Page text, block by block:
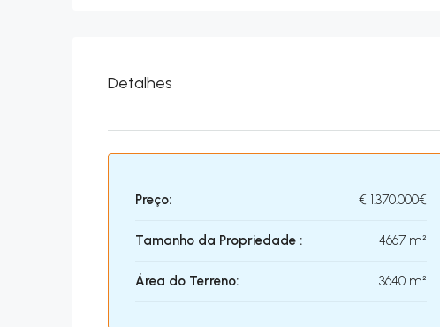
Detalhes
Preço: € 1.370.000€
Tamanho da Propriedade : 4667 m²
Área do Terreno: 3640 m²